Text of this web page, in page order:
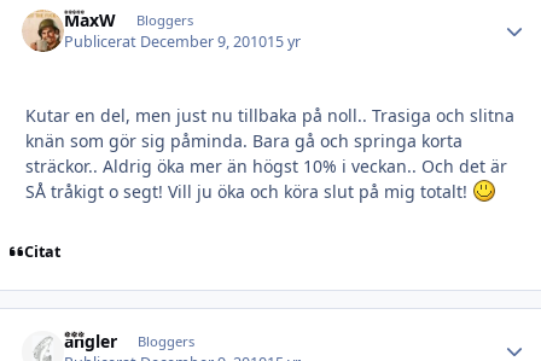
MaxW Bloggers
Publicerat December 9, 201015 yr
Kutar en del, men just nu tillbaka på noll.. Trasiga och slitna
knän som gör sig påminda. Bara gå och springa korta
sträckor.. Aldrig öka mer än högst 10% i veckan.. Och det är
SÅ tråkigt o segt! Vill ju öka och köra slut på mig totalt!
Citat
angler Bloggers